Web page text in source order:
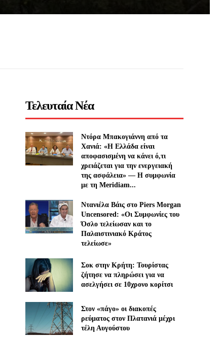
Τελευταία Νέα
Ντόρα Μπακογιάννη από τα
Χανιά: «Η Ελλάδα είναι
αποφασισμένη να κάνει ό,τι
χρειάζεται για την ενεργειακή
της ασφάλεια» — Η συμφωνία
με τη Meridiam...
Ντανιέλα Βάις στο Piers Morgan
Uncensored: «Οι Συμφωνίες του
Όσλο τελείωσαν και το
Παλαιστινιακό Κράτος
τελείωσε»
Σοκ στην Κρήτη: Τουρίστας
ζήτησε να πληρώσει για να
ασελγήσει σε 10χρονο κορίτσι
Στον «πάγο» οι διακοπές
ρεύματος στον Πλατανιά μέχρι
τέλη Αυγούστου